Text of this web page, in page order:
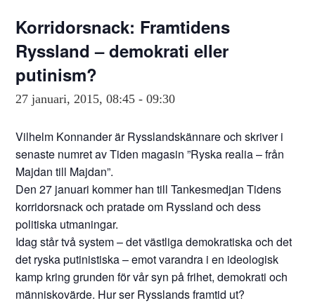
Korridorsnack: Framtidens
Ryssland – demokrati eller
putinism?
27 januari, 2015, 08:45 -09:30
Vilhelm Konnander är Rysslandskännare och skriver i
senaste numret av Tiden magasin ”Ryska realia – från
Majdan till Majdan”.
Den 27 januari kommer han till Tankesmedjan Tidens
korridorsnack och pratade om Ryssland och dess
politiska utmaningar.
Idag står två system – det västliga demokratiska och det
det ryska putinistiska – emot varandra i en ideologisk
kamp kring grunden för vår syn på frihet, demokrati och
människovärde. Hur ser Rysslands framtid ut?